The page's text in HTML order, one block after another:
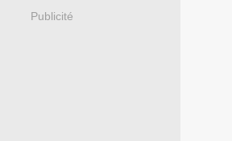
Publicité